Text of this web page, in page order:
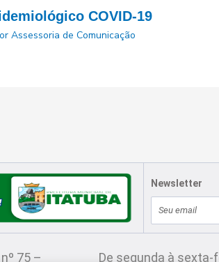
COVID-19
Assessoria de Comunicação
Newsletter
mail
75 –
Atendimento
De segunda à sexta-